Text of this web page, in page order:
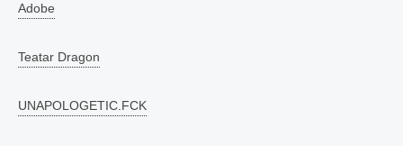
Adobe
Teatar Dragon
UNAPOLOGETIC.FCK